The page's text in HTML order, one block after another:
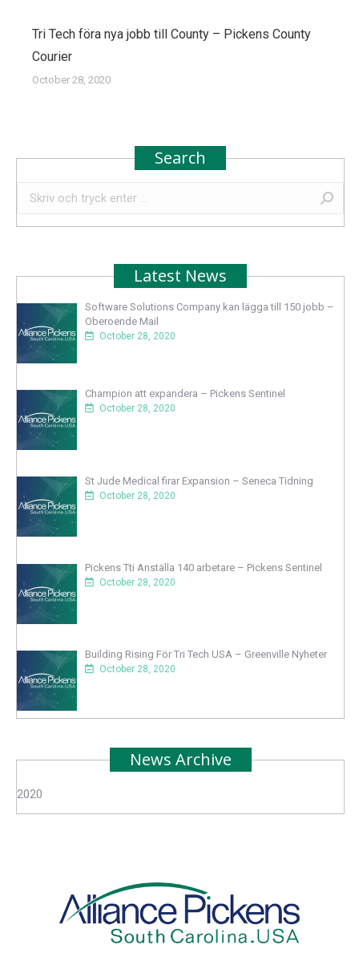
Tri Tech föra nya jobb till County – Pickens County
Courier
October 28, 2020
Search
Search:
Latest News
Software Solutions Company kan lägga till 150 jobb –
Oberoende Mail
October 28, 2020
Champion att expandera – Pickens Sentinel
October 28, 2020
St Jude Medical firar Expansion – Seneca Tidning
October 28, 2020
Pickens Tti Anställa 140 arbetare – Pickens Sentinel
October 28, 2020
Building Rising För Tri Tech USA – Greenville Nyheter
October 28, 2020
News Archive
2020